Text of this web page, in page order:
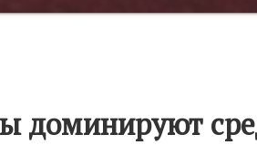
доминируют